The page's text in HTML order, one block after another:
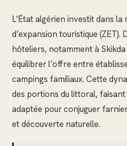
L’État algérien investit dans
d’expansion touristique (ZET).
hôteliers, notamment à
équilibrer l’offre entre
campings familiaux. Cette
des portions du littoral, faisant
adaptée pour conjuguer
et découverte naturelle.